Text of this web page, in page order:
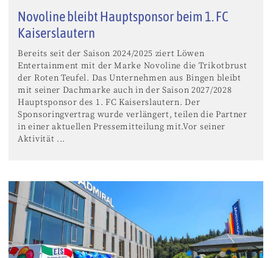
Novoline bleibt Hauptsponsor beim 1. FC
Kaiserslautern
Bereits seit der Saison 2024/2025 ziert Löwen
Entertainment mit der Marke Novoline die Trikotbrust
der Roten Teufel. Das Unternehmen aus Bingen bleibt
mit seiner Dachmarke auch in der Saison 2027/2028
Hauptsponsor des 1. FC Kaiserslautern. Der
Sponsoringvertrag wurde verlängert, teilen die Partner
in einer aktuellen Pressemitteilung mit.Vor seiner
Aktivität ...